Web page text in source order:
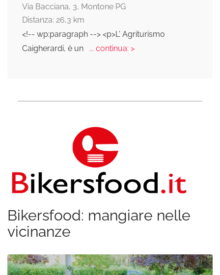
Via Bacciana, 3, Montone PG
Distanza: 26,3 km
<!-- wp:paragraph --> <p>L' Agriturismo
Caigherardi, è un
... continua: >
Bikersfood: mangiare nelle
vicinanze